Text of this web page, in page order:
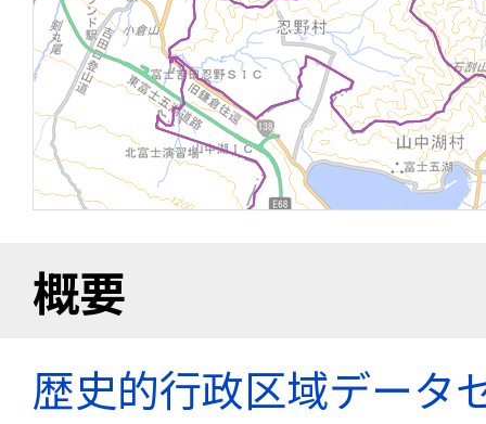
概要
歴史的行政区域データ